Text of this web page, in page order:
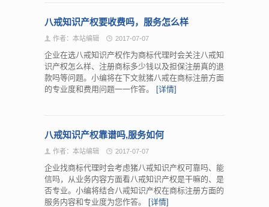
八戒知识产权要收费吗，服务怎么样
作者：本站编辑 2017-07-07
企业在选八戒知识产权作为商标代理时会关注八戒知
识产权怎么样、注册商标多少钱以及担保注册真的退
款吗等问题。小编将在下文就猪八戒在商标注册方面
的专业度和费用问题一一作答。
[详情]
八戒知识产权靠谱吗,服务如何
作者：本站编辑 2017-07-07
企业找商标代理时会考虑猪八戒知识产权可靠吗、能
信吗，从业务内容方面看八戒知识产权是干嘛的、是
否专业。小编将结合八戒知识产权在商标注册方面的
服务内容和专业度为您作答。
[详情]